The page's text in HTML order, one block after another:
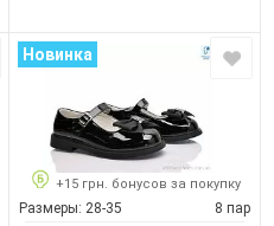
Новинка
+15 грн. бонусов за покупку
Размеры: 28-35 8 пар